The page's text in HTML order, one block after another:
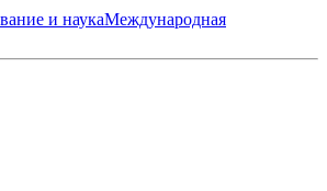
и наукаМеждународная